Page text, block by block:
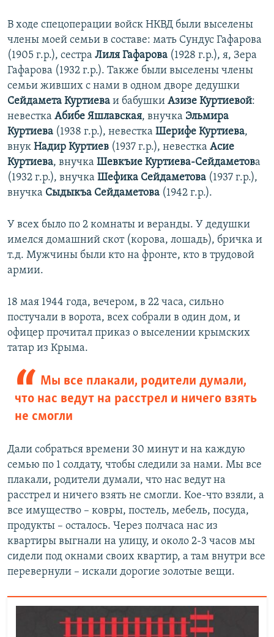
В ходе спецоперации войск НКВД были выселены
члены моей семьи в составе: мать Сундус Гафарова
(1905 г.р.), сестра Лиля Гафарова (1928 г.р.), я, Зера
Гафарова (1932 г.р.). Также были выселены члены
семьи живших с нами в одном дворе дедушки
Сейдамета Куртиева и бабушки Азизе Куртиевой:
невестка Абибе Яшлавская, внучка Эльмира
Куртиева (1938 г.р.), невестка Шерифе Куртиева,
внук Надир Куртиев (1937 г.р.), невестка Асие
Куртиева, внучка Шевкъие Куртиева-Сейдаметова
(1932 г.р.), внучка Шефика Сейдаметова (1937 г.р.),
внучка Сыдыкъа Сейдаметова (1942 г.р.).
У всех было по 2 комнаты и веранды. У дедушки
имелся домашний скот (корова, лошадь), бричка и
т.д. Мужчины были кто на фронте, кто в трудовой
армии.
18 мая 1944 года, вечером, в 22 часа, сильно
постучали в ворота, всех собрали в один дом, и
офицер прочитал приказ о выселении крымских
татар из Крыма.
Мы все плакали, родители думали,
что нас ведут на расстрел и ничего взять
не смогли
Дали собраться времени 30 минут и на каждую
семью по 1 солдату, чтобы следили за нами. Мы все
плакали, родители думали, что нас ведут на
расстрел и ничего взять не смогли. Кое-что взяли, а
все имущество – ковры, постель, мебель, посуда,
продукты – осталось. Через полчаса нас из
квартиры выгнали на улицу, и около 2-3 часов мы
сидели под окнами своих квартир, а там внутри все
перевернули – искали дорогие золотые вещи.